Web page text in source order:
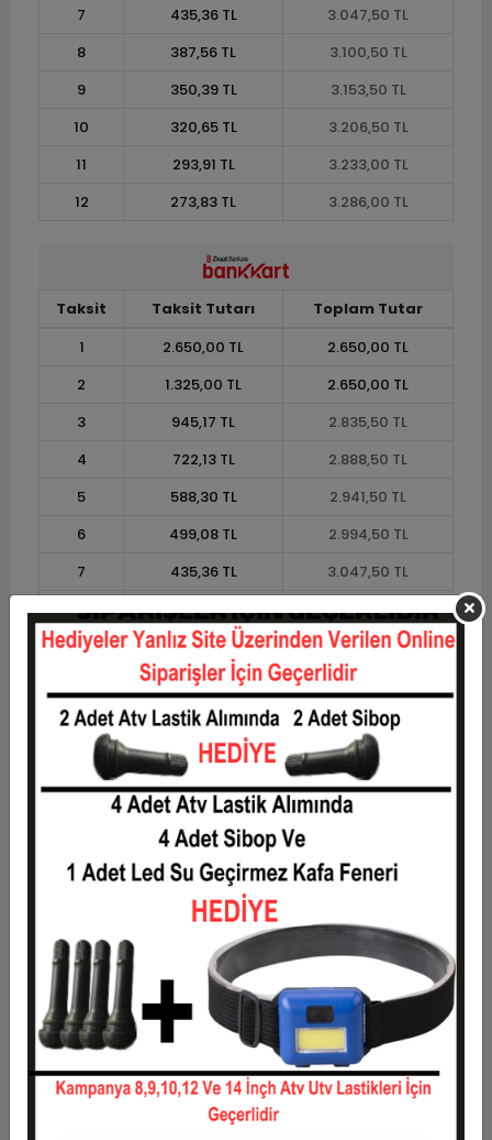
7
435,36 TL
3.047,50 TL
8
387,56 TL
3.100,50 TL
9
350,39 TL
3.153,50 TL
10
320,65 TL
3.206,50 TL
11
293,91 TL
3.233,00 TL
12
273,83 TL 3.286,00 TL
Taksit Taksit Tutarı
Toplam Tutar
1
2.650,00 TL
2.650,00 TL
2
1.325,00 TL
2.650,00 TL
3
945,17 TL
2.835,50 TL
4
722,13 TL
2.888,50 TL
5
588,30 TL
2.941,50 TL
6
499,08 TL
2.994,50 TL
7
435,36 TL
3.047,50 TL
8
387,56 TL
3.100,50 TL
9
350,39 TL
3.153,50 TL
320,65 TL
3.206,50 TL
11
293,91 TL
3.233,00 TL
273,83 TL 3.286,00 TL
Taksit Taksit Tutarı
Toplam Tutar
2.650,00 TL
2
1.325,00 TL
2.650,00 TL
3
945,17 TL
4
722,13 TL
2.888,50 TL
5
2.941,50 TL
6
499,08 TL
2.994,50 TL
435,36 TL